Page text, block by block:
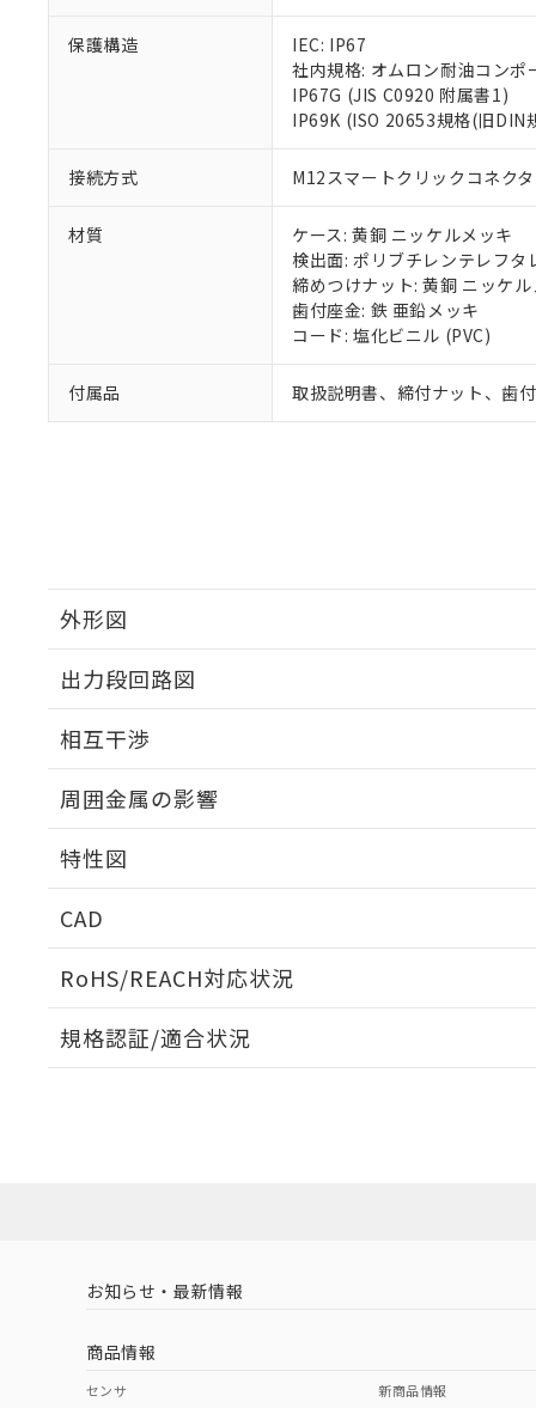
保護構造
IEC: IP67
社内規格: オムロン耐油コンポ
IP67G (JIS C0920 附属書1)
IP69K (ISO 20653規格(旧DIN
接続方式 M12スマートクリックコネク
材質
ケース: 黄銅 ニッケルメッキ
検出面: ポリブチレンテレフタ
締めつけナット: 黄銅 ニッケル
歯付座金: 鉄 亜鉛メッキ
コード: 塩化ビニル (PVC)
付属品 取扱説明書、締付ナット、歯
外形図
出力段回路図
相互干渉
周囲金属の影響
l: 4mm以上、φd: 20mm以上、D: 4mm以上、m: 18mm以上
特性図
CAD
RoHS/REACH対応状況
EU RoHS 注意事項・凡例
中国 RoHS 注意事項・凡例
中国 RoHS表
規格認証/適合状況
（イギリス
（ノルウェー
お知らせ・最新情報
商品情報
センサ
新商品情報